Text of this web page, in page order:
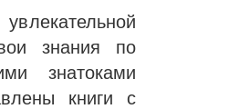
знания по
знатоками
книги с